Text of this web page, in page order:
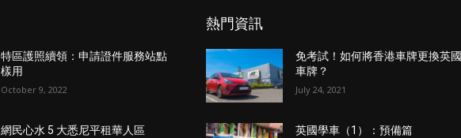
特區護照續領：申請證件服務站點
樣用
October 9, 2022
網民心水 5 大悉尼平租華人區
熱門資訊
免考試！如何將香港車牌更換英國
車牌？
July 24, 2021
英國學車（1）：預備篇